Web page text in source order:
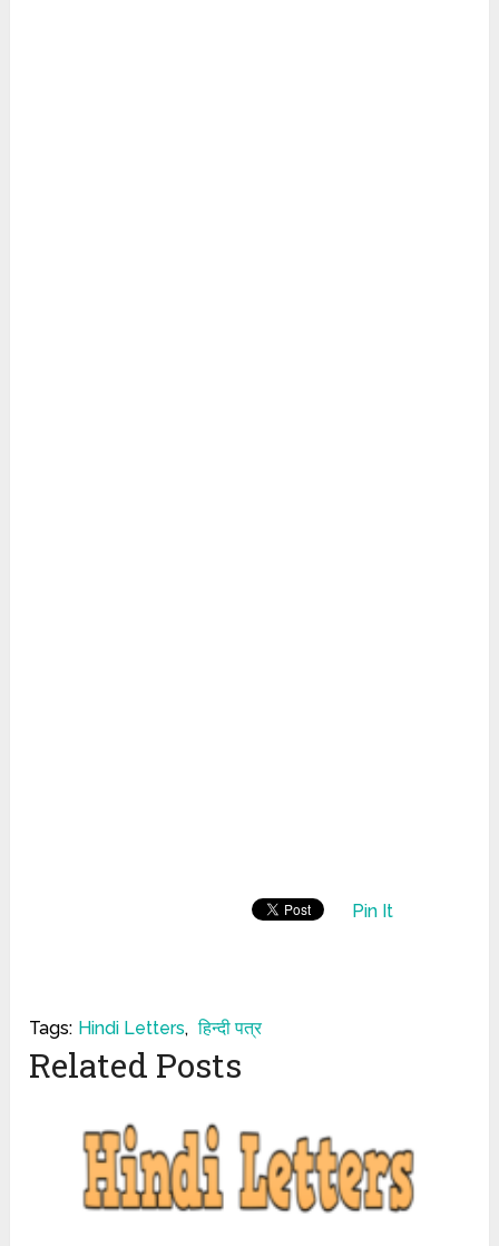
Pin It
Tags: Hindi Letters, हिन्दी पत्र
Related Posts